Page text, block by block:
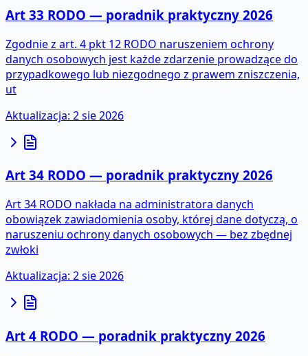
Art 33 RODO — poradnik praktyczny 2026
Zgodnie z art. 4 pkt 12 RODO naruszeniem ochrony
danych osobowych jest każde zdarzenie prowadzące do
przypadkowego lub niezgodnego z prawem zniszczenia,
ut
Aktualizacja: 2 sie 2026
Art 34 RODO — poradnik praktyczny 2026
Art 34 RODO nakłada na administratora danych
obowiązek zawiadomienia osoby, której dane dotyczą, o
naruszeniu ochrony danych osobowych — bez zbędnej
zwłoki
Aktualizacja: 2 sie 2026
Art 4 RODO — poradnik praktyczny 2026